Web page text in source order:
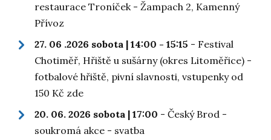
restaurace Troníček - Žampach 2, Kamenný
Přívoz
27. 06 .2026 sobota | 14:00 - 15:15 - Festival
Chotiměř, Hřiště u sušárny (okres Litoměřice) -
fotbalové hřiště, pivní slavnosti, vstupenky od
150 Kč zde
20. 06. 2026 sobota | 17:00 - Český Brod -
soukromá akce - svatba